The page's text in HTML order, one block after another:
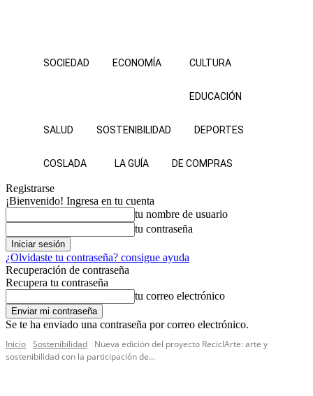
SOCIEDAD ECONOMÍA CULTURA
EDUCACIÓN
SALUD SOSTENIBILIDAD DEPORTES
COSLADA LA GUÍA DE COMPRAS
Registrarse
¡Bienvenido! Ingresa en tu cuenta
tu nombre de usuario
tu contraseña
¿Olvidaste tu contraseña? consigue ayuda
Recuperación de contraseña
Recupera tu contraseña
tu correo electrónico
Se te ha enviado una contraseña por correo electrónico.
Inicio Sostenibilidad
Nueva edición del proyecto ReciclArte: arte y
sostenibilidad con la participación de...